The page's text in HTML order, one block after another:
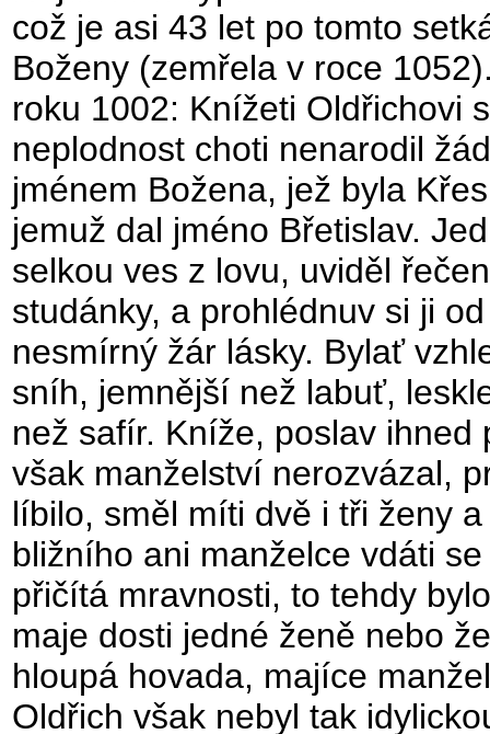
což je asi 43 let po tomto
Boženy (zemřela v roce
roku 1002: Knížeti Oldřichovi
neplodnost choti nenarodil
jménem Božena, jež byla
jemuž dal jméno Břetislav.
selkou ves z lovu, uviděl
studánky, a prohlédnuv si ji
nesmírný žár lásky. Bylať
sníh, jemnější než labuť,
než safír. Kníže, poslav
však manželství nerozvázal,
líbilo, směl míti dvě i tři ženy
bližního ani manželce vdáti
přičítá mravnosti, to tehdy
maje dosti jedné ženě nebo
hloupá hovada, majíce
Oldřich však nebyl tak